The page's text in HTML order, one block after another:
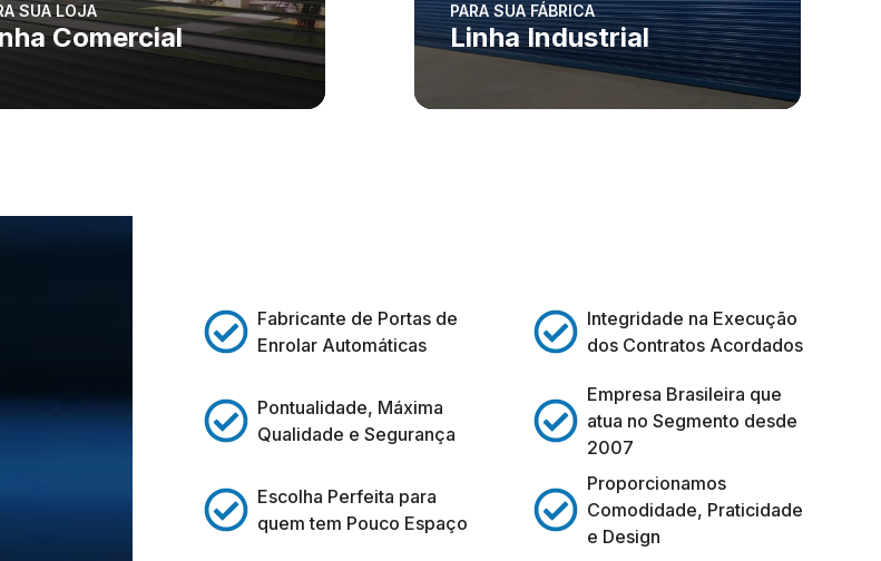
SUA LOJA
Comercial
PARA SUA FÁBRICA
Linha Industrial
Fabricante de Portas de
Enrolar Automáticas
Pontualidade, Máxima
Qualidade e Segurança
Escolha Perfeita para
quem tem Pouco Espaço
Integridade na Execução
dos Contratos Acordados
Empresa Brasileira que
atua no Segmento desde
2007
Proporcionamos
Comodidade, Praticidade
e Design